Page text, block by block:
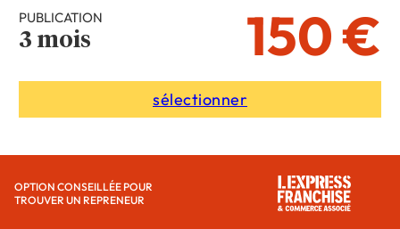
PUBLICATION
3 mois 150 €
sélectionner
OPTION CONSEILLÉE POUR
TROUVER UN REPRENEUR